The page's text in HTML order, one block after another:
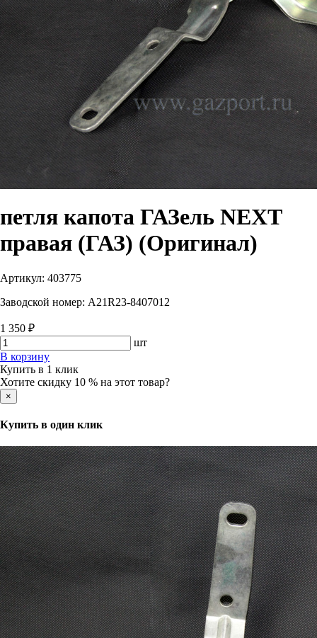
петля капота ГАЗель NEXT
правая (ГАЗ) (Оригинал)
Артикул: 403775
Заводской номер: A21R23-8407012
1 350 ₽
шт
В корзину
Купить в 1 клик
Хотите скидку 10 % на этот товар?
×
Купить в один клик